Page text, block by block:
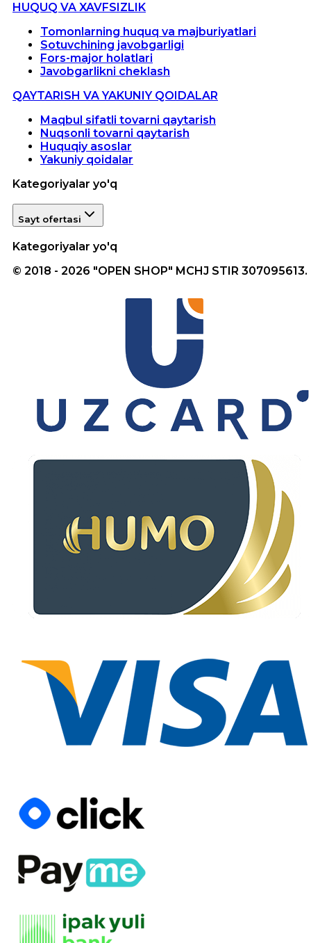
HUQUQ VA XAVFSIZLIK
Tomonlarning huquq va majburiyatlari
Sotuvchining javobgarligi
Fors-major holatlari
Javobgarlikni cheklash
QAYTARISH VA YAKUNIY QOIDALAR
Maqbul sifatli tovarni qaytarish
Nuqsonli tovarni qaytarish
Huquqiy asoslar
Yakuniy qoidalar
Kategoriyalar yo'q
Sayt ofertasi
Kategoriyalar yo'q
© 2018 - 2026 "OPEN SHOP" MCHJ STIR 307095613.